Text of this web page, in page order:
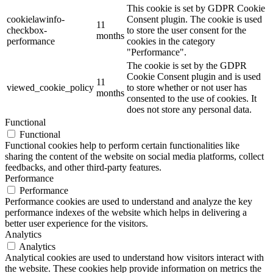
cookielawinfo-
checkbox-
performance
11
months
This cookie is set by GDPR Cookie
Consent plugin. The cookie is used
to store the user consent for the
cookies in the category
"Performance".
viewed_cookie_policy
11
months
The cookie is set by the GDPR
Cookie Consent plugin and is used
to store whether or not user has
consented to the use of cookies. It
does not store any personal data.
Functional
Functional
Functional cookies help to perform certain functionalities like
sharing the content of the website on social media platforms, collect
feedbacks, and other third-party features.
Performance
Performance
Performance cookies are used to understand and analyze the key
performance indexes of the website which helps in delivering a
better user experience for the visitors.
Analytics
Analytics
Analytical cookies are used to understand how visitors interact with
the website. These cookies help provide information on metrics the